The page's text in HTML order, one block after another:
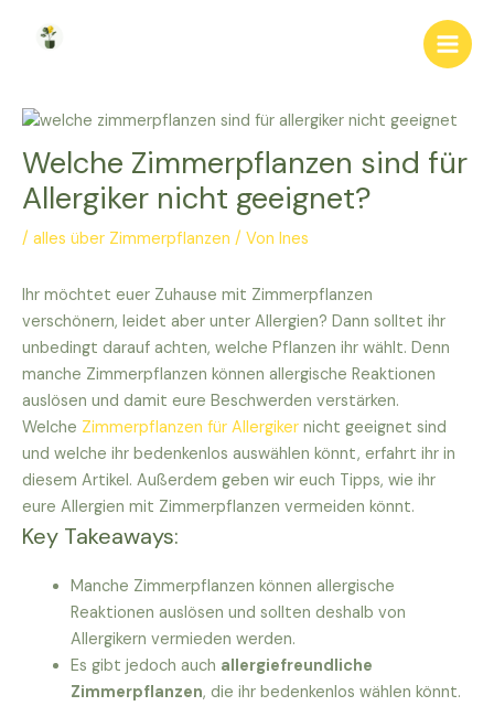
Main
Welche Zimmerpflanzen sind für
Allergiker nicht geeignet?
/ alles über Zimmerpflanzen / Von Ines
Ihr möchtet euer Zuhause mit Zimmerpflanzen
verschönern, leidet aber unter Allergien? Dann solltet ihr
unbedingt darauf achten, welche Pflanzen ihr wählt. Denn
manche Zimmerpflanzen können allergische Reaktionen
auslösen und damit eure Beschwerden verstärken.
Welche Zimmerpflanzen für Allergiker nicht geeignet sind
und welche ihr bedenkenlos auswählen könnt, erfahrt ihr in
diesem Artikel. Außerdem geben wir euch Tipps, wie ihr
eure Allergien mit Zimmerpflanzen vermeiden könnt.
Key Takeaways:
Manche Zimmerpflanzen können allergische
Reaktionen auslösen und sollten deshalb von
Allergikern vermieden werden.
Es gibt jedoch auch allergiefreundliche
Zimmerpflanzen, die ihr bedenkenlos wählen könnt.